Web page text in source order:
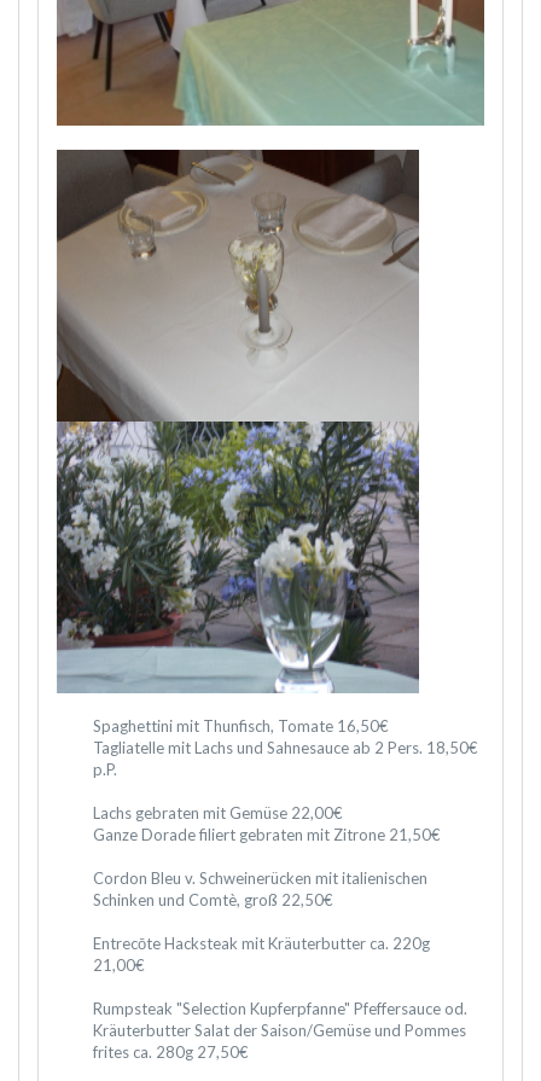
Spaghettini mit Thunfisch, Tomate 16,50€
Tagliatelle mit Lachs und Sahnesauce ab 2 Pers. 18,50€
p.P.
Lachs gebraten mit Gemüse 22,00€
Ganze Dorade filiert gebraten mit Zitrone 21,50€
Cordon Bleu v. Schweinerücken mit italienischen
Schinken und Comtè, groß 22,50€
Entrecōte Hacksteak mit Kräuterbutter ca. 220g
21,00€
Rumpsteak "Selection Kupferpfanne" Pfeffersauce od.
Kräuterbutter Salat der Saison/Gemüse und Pommes
frites ca. 280g 27,50€